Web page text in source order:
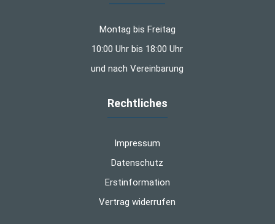
Montag bis Freitag
10:00 Uhr bis 18:00 Uhr
und nach Vereinbarung
Rechtliches
Impressum
Datenschutz
Erstinformation
Vertrag widerrufen